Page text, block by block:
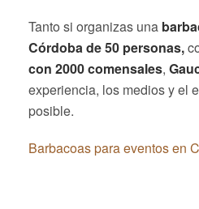
Tanto si organizas una
Córdoba de 50 personas,
con 2000 comensales,
experiencia, los medios y el
posible.
Barbacoas para eventos en